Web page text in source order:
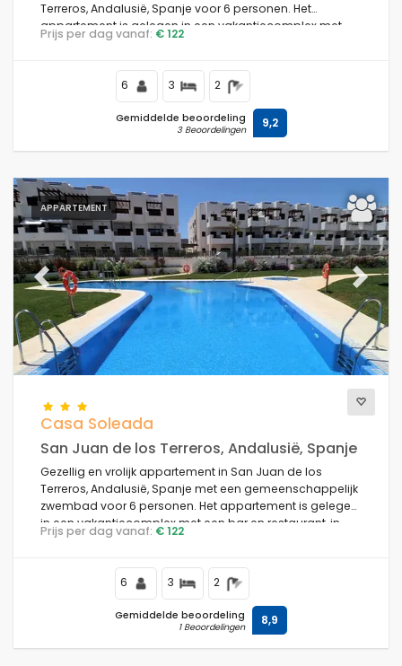
Terreros, Andalusië, Spanje voor 6 personen. Het
appartement is gelegen in een vakantiecomplex met
een bar en restaurant, in een kust- en bergachtige
op 500 m van het strand.
Prijs per dag vanaf: € 122
6 3 2
Gemiddelde beoordeling
3 Beoordelingen 9,2
APPARTEMENT
Previous Next
Casa Soleada
San Juan de los Terreros, Andalusië, Spanje
Gezellig en vrolijk appartement in San Juan de los
Terreros, Andalusië, Spanje met een gemeenschappelijk
zwembad voor 6 personen. Het appartement is gelegen
in een vakantiecomplex met een bar en restaurant, in
een kust- en bergachtige omgeving, dicht bij
Prijs per dag vanaf: € 122
6 3 2
Gemiddelde beoordeling
1 Beoordelingen 8,9